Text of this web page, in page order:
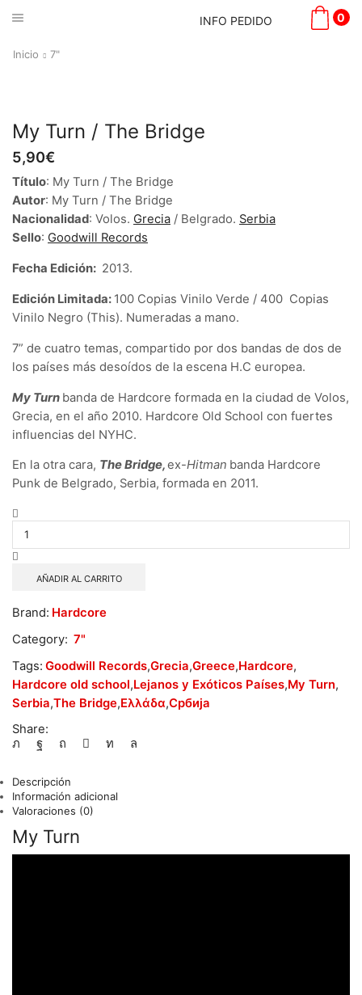
INFO PEDIDO 0
Inicio 7"
My Turn / The Bridge
5,90€
Título: My Turn / The Bridge
Autor: My Turn / The Bridge
Nacionalidad: Volos. Grecia / Belgrado. Serbia
Sello: Goodwill Records
Fecha Edición: 2013.
Edición Limitada: 100 Copias Vinilo Verde / 400 Copias
Vinilo Negro (This). Numeradas a mano.
7” de cuatro temas, compartido por dos bandas de dos de
los países más desoídos de la escena H.C europea.
My Turn banda de Hardcore formada en la ciudad de Volos,
Grecia, en el año 2010. Hardcore Old School con fuertes
influencias del NYHC.
En la otra cara, The Bridge,ex-Hitman banda Hardcore
Punk de Belgrado, Serbia, formada en 2011.
Bridge
cantidad
AÑADIR AL CARRITO
Brand: Hardcore
Category: 7"
Tags: Goodwill Records,Grecia,Greece,Hardcore,
Hardcore old school,Lejanos y Exóticos Países,My Turn,
Serbia,The Bridge,Ελλάδα,Србија
Share:
Descripción
Información adicional
Valoraciones (0)
My Turn